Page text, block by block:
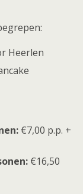
Heerlen
€7,00 p.p. +
€16,50